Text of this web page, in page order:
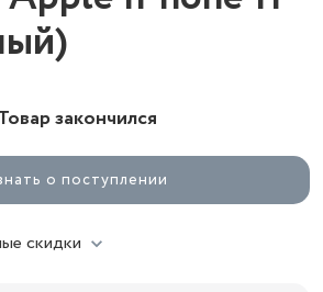
закончился
о поступлении
скидки